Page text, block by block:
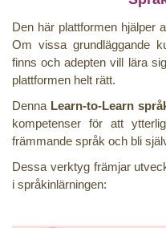
Den här plattformen hjälper
Om vissa grundläggande
finns och adepten vill lära
plattformen helt rätt.
Denna Learn-to-Learn
kompetenser för att
främmande språk och bli
Dessa verktyg främjar
i språkinlärningen: